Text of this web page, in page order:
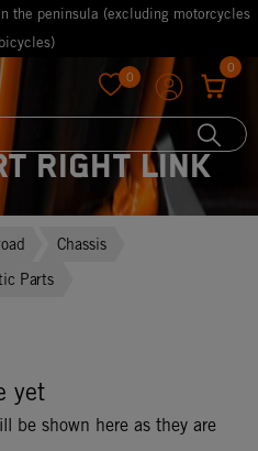
the peninsula (excluding motorcycles
0
0
Right Link
Chassis
Parts
yet
be shown here as they are